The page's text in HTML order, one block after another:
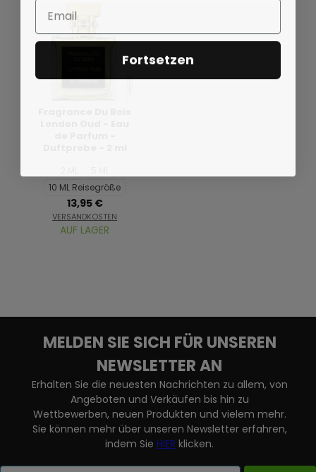
10 ML Reisegröße
13,95 €
VERSANDKOSTEN
AUF LAGER
MELDEN SIE SICH FÜR UNSEREN
NEWSLETTER AN
Erhalten Sie die neuesten Nachrichten zu allem, von
Angeboten und Verkäufen bis hin zu
Wettbewerben, neuen Produkten und vielem mehr.
Sie können mehr über unseren Newsletter erfahren,
indem SieHIER klicken.
Email
Fortsetzen